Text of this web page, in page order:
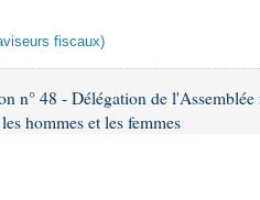
fiscaux)
n° 48 - Délégation de
hommes et les femmes